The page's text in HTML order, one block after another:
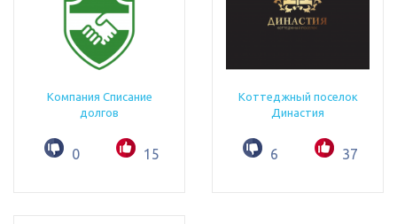
Компания Списание
долгов
0 15
Коттеджный поселок
Династия
6 37